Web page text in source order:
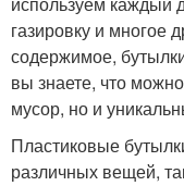
газировку и многое
содержимое,
вы знаете, что
мусор, но и
Пластиковые
различных вещей,